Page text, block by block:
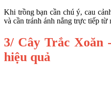
Khi trồng bạn cần chú ý, cau
và cần tránh ánh nắng trực tiếp từ
3/ Cây Trắc
hiệu quả